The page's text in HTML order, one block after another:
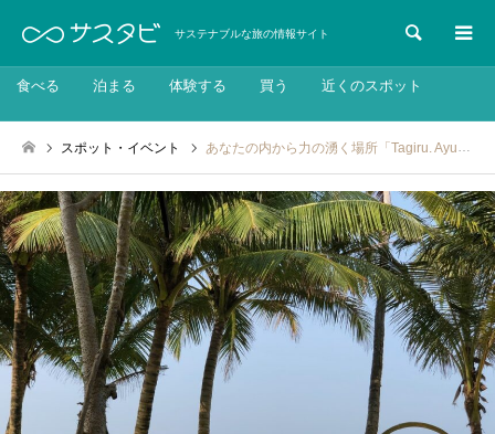
サステナブルな旅の情報サイト 検索
食べる 泊まる 体験する 買う 近くのスポット
スポット・イベント あなたの内から力の湧く場所「Tagiru. Ayurveda Resort」